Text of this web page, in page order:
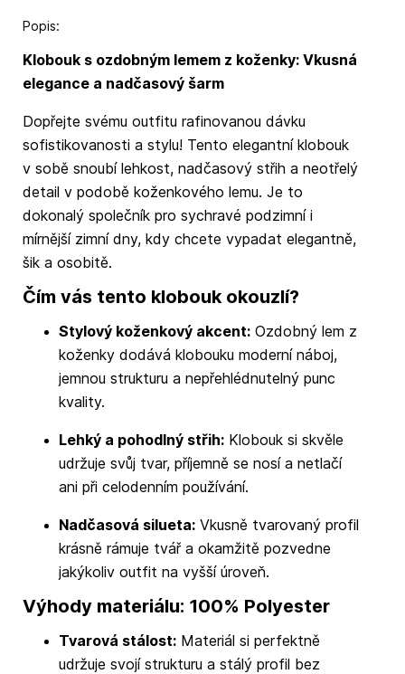
Popis:
Klobouk s ozdobným lemem z koženky: Vkusná
elegance a nadčasový šarm
Dopřejte svému outfitu rafinovanou dávku
sofistikovanosti a stylu! Tento elegantní klobouk
v sobě snoubí lehkost, nadčasový střih a neotřelý
detail v podobě koženkového lemu. Je to
dokonalý společník pro sychravé podzimní i
mírnější zimní dny, kdy chcete vypadat elegantně,
šik a osobitě.
Čím vás tento klobouk okouzlí?
Stylový koženkový akcent:Ozdobný lem z
koženky dodává klobouku moderní náboj,
jemnou strukturu a nepřehlédnutelný punc
kvality.
Lehký a pohodlný střih:Klobouk si skvěle
udržuje svůj tvar, příjemně se nosí a netlačí
ani při celodenním používání.
Nadčasová silueta:Vkusně tvarovaný profil
krásně rámuje tvář a okamžitě pozvedne
jakýkoliv outfit na vyšší úroveň.
Výhody materiálu: 100% Polyester
Tvarová stálost:Materiál si perfektně
udržuje svojí strukturu a stálý profil bez